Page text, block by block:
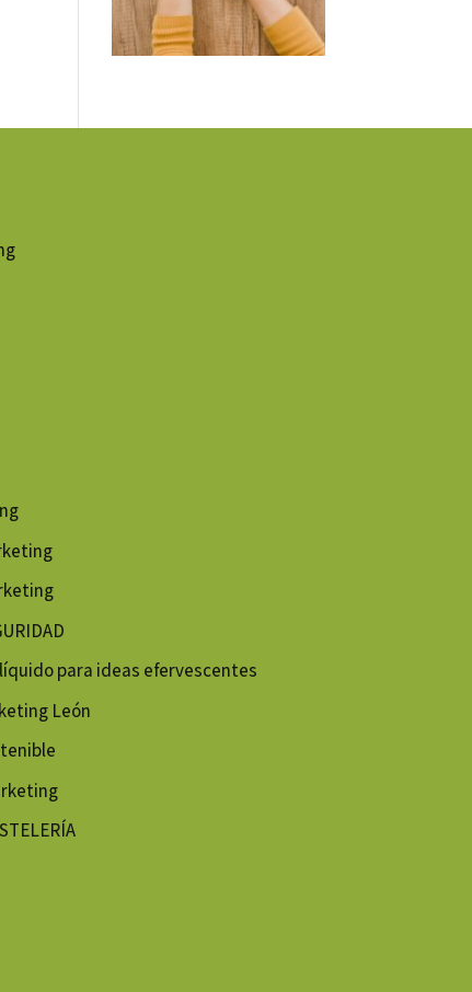
para ideas efervescentes
León